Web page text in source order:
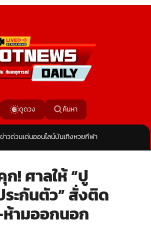
ดูดวง ค้นหา
ข่าวด่วนเด่นออนไลน์บันเทิงหวยกีฬา
! ศาลให้ “ปู
ะกันตัว” สั่งติด
ห้ามออกนอก